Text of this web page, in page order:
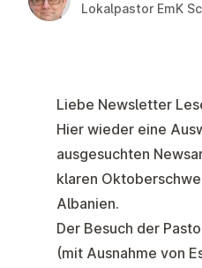
Lokalpastor EmK
Liebe Newsletter
Hier wieder eine
ausgesuchten
klaren
Albanien.
Der Besuch der
(mit Ausnahme von